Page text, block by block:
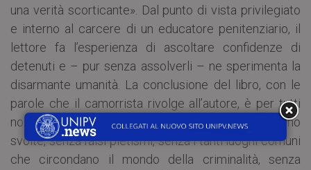
una verità scorticante». Dal punto di vista privilegiato
e interno al carcere di un educatore penitenziario, il
lettore fa l’esperienza di ascoltare confidenze di
detenuti e – pur senza assolverli – ne sperimenta la
disarmante umanità. La conclusione del libro, con le
parole che il camorrista rivolge all’autore, è per tutti
noi: «Ho raccontato le cose come davvero si sono
svolte, senza falsi pietismi, senza i tanti luoghi comuni
che circondano il mondo della criminalità, senza